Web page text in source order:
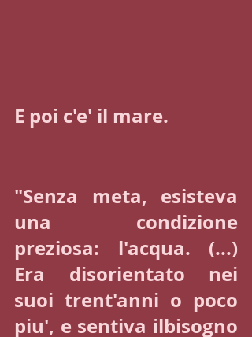
E poi c'e' il mare.
"Senza meta, esisteva
una condizione
preziosa: l'acqua. (...)
Era disorientato nei
suoi trent'anni o poco
piu', e sentiva ilbisogno